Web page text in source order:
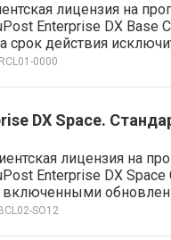
лицензия на
Enterprise DX Base
срок действия
0000
DX Space.
лицензия на
Enterprise DX Space
включенными
SO12